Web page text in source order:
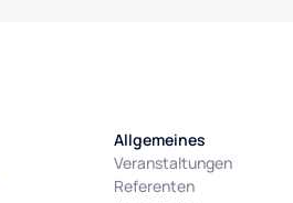
Allgemeines
Veranstaltungen
Referenten